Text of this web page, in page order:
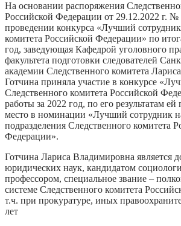
На основании распоряжения
Российской Федерации от 29.12.2022 г.
проведении конкурса «Лучший
комитета Российской Федерации» по
год, заведующая Кафедрой уголовного
факультета подготовки следователей
академии Следственного комитета
Готчина приняла участие в конкурсе
Следственного комитета Российской
работы за 2022 год, по его результатам
место в номинации «Лучший сотрудник
подразделения Следственного комитета
Федерации».
Готчина Лариса Владимировна является
юридических наук, кандидатом
профессором, специальное звание –
системе Следственного комитета
т.ч. при прокуратуре, иных
лет